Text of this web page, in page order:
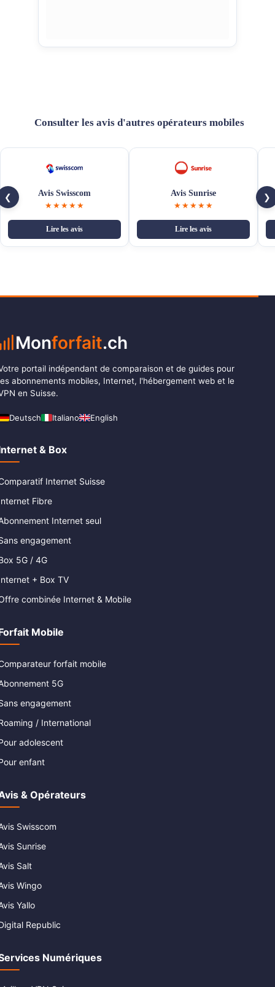
Consulter les avis d'autres opérateurs mobiles
❮
Avis Swisscom
★★★★★
Lire les avis
Avis Sunrise
★★★★★
Lire les avis
❯
Monforfait.ch
portail indépendant de comparaison et de guides pour
abonnements mobiles, Internet, l'hébergement web et le
en Suisse.
Deutsch Italiano English
& Box
Internet Suisse
Fibre
Internet seul
engagement
5G / 4G
+ Box TV
combinée Internet & Mobile
Mobile
forfait mobile
5G
engagement
/ International
adolescent
enfant
& Opérateurs
Swisscom
Sunrise
Salt
Wingo
Yallo
Republic
Numériques